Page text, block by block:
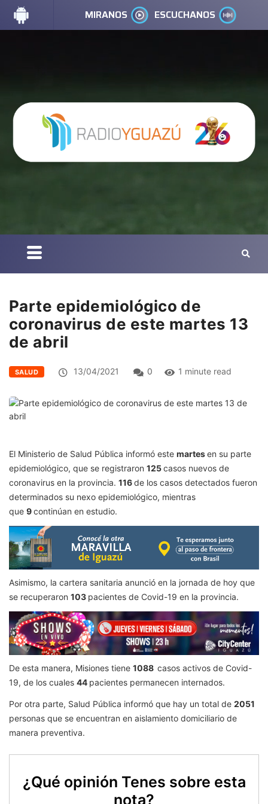
MIRANOS ESCUCHANOS
Parte epidemiológico de
coronavirus de este martes 13
de abril
SALUD 13/04/2021 0 1 minute read
El Ministerio de Salud Pública informó este martesen su parte
epidemiológico, que se registraron 125casos nuevos de
coronavirus en la provincia. 116de los casos detectados fueron
determinados su nexo epidemiológico, mientras
que 9continúan en estudio.
Asimismo, la cartera sanitaria anunció en la jornada de hoy que
se recuperaron 103 pacientes de Covid-19 en la provincia.
De esta manera, Misiones tiene 1088 casos activos de Covid-
19, de los cuales 44 pacientes permanecen internados.
Por otra parte, Salud Pública informó que hay un total de 2051
personas que se encuentran en aislamiento domiciliario de
manera preventiva.
¿Qué opinión Tenes sobre esta
nota?